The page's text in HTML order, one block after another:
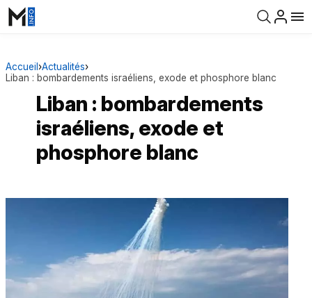
Accueil ›Actualités›
Liban : bombardements israéliens, exode et phosphore blanc
Liban : bombardements
israéliens, exode et
phosphore blanc